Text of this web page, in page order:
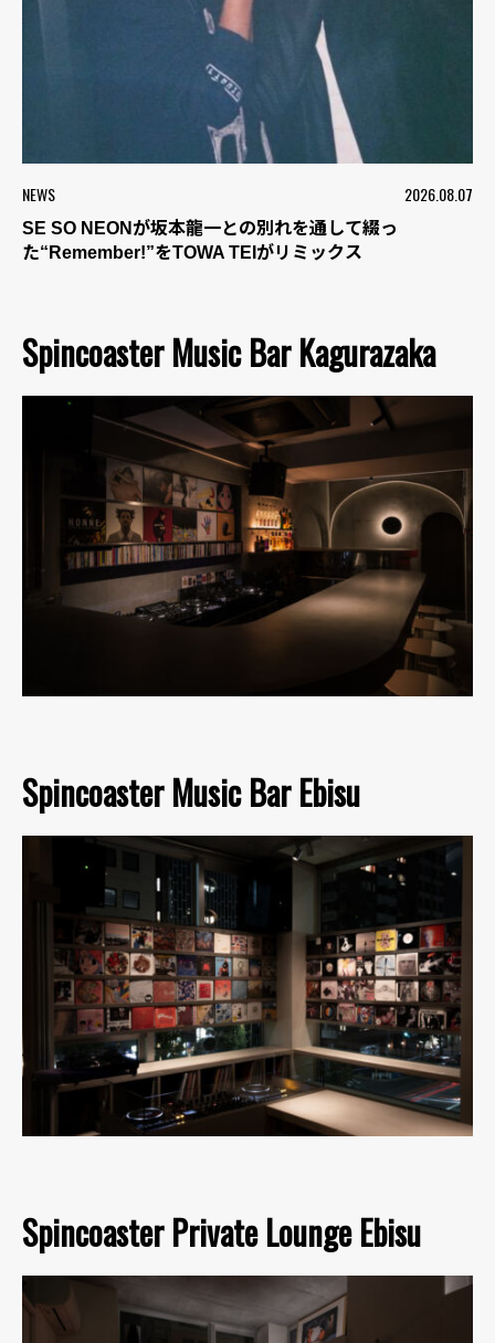
NEWS 2026.08.07
SE SO NEONが坂本龍一との別れを通して綴っ
た“Remember!”をTOWA TEIがリミックス
Spincoaster Music Bar Kagurazaka
Spincoaster Music Bar Ebisu
Spincoaster Private Lounge Ebisu